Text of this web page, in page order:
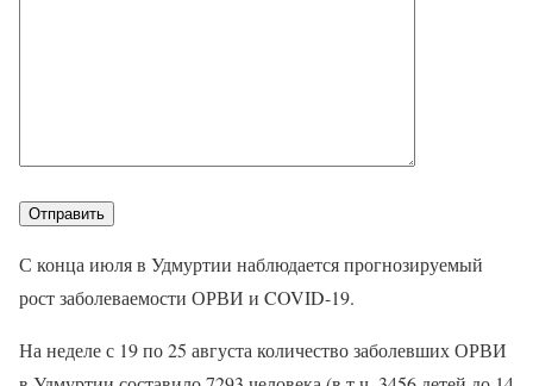
С конца июля в Удмуртии наблюдается прогнозируемый
рост заболеваемости ОРВИ и COVID-19.
На неделе с 19 по 25 августа количество заболевших ОРВИ